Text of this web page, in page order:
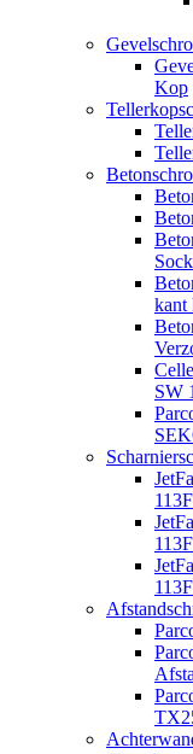
Kop
kant
SW